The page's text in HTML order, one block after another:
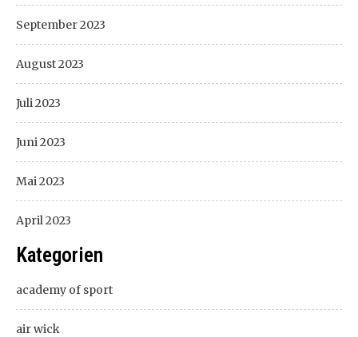
September 2023
August 2023
Juli 2023
Juni 2023
Mai 2023
April 2023
Kategorien
academy of sport
air wick